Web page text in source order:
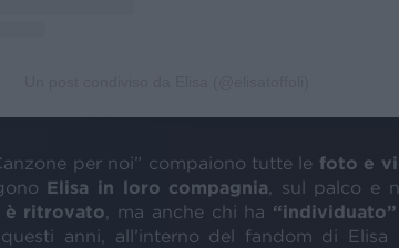
per noi” compaiono tutte le foto e
Elisa in loro compagnia , sul palco e
è ritrovato , ma anche chi ha
anni, all’interno del fandom di Elisa